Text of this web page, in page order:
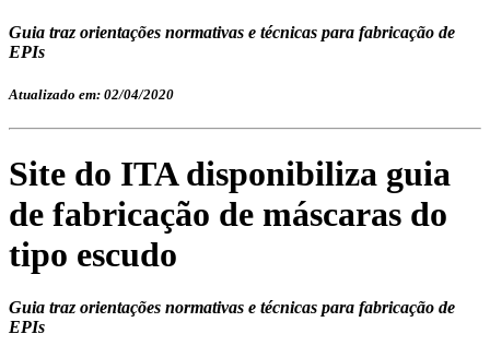
Guia traz orientações normativas e técnicas para fabricação de
EPIs
Atualizado em: 02/04/2020
Site do ITA disponibiliza guia
de fabricação de máscaras do
tipo escudo
Guia traz orientações normativas e técnicas para fabricação de
EPIs